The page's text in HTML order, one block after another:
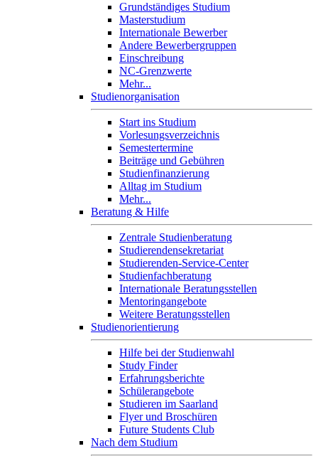
Grundständiges Studium
Masterstudium
Internationale Bewerber
Andere Bewerbergruppen
Einschreibung
NC-Grenzwerte
Mehr...
Studienorganisation
Start ins Studium
Vorlesungsverzeichnis
Semestertermine
Beiträge und Gebühren
Studienfinanzierung
Alltag im Studium
Mehr...
Beratung & Hilfe
Zentrale Studienberatung
Studierendensekretariat
Studierenden-Service-Center
Studienfachberatung
Internationale Beratungsstellen
Mentoringangebote
Weitere Beratungsstellen
Studienorientierung
Hilfe bei der Studienwahl
Study Finder
Erfahrungsberichte
Schülerangebote
Studieren im Saarland
Flyer und Broschüren
Future Students Club
Nach dem Studium